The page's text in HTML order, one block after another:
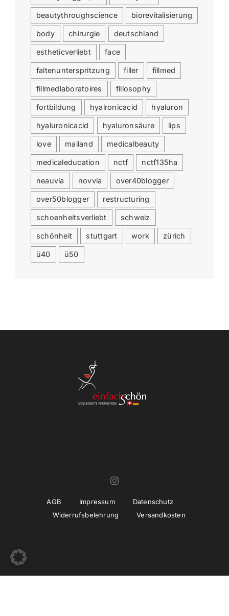
beautythroughscience biorevitalisierung
body chirurgie deutschland
estheticverliebt face
faltenunterspritzung filler fillmed
fillmedlaboratoires fillosophy
fortbildung hyalronicacid hyaluron
hyaluronicacid hyaluronsäure lips
love mailand medicalbeauty
medicaleducation nctf nctf135ha
neauvia novvia over40blogger
over50blogger restructuring
schoenheitsverliebt schweiz
schönheit stuttgart work zürich
ü40 ü50
AGB Impressum
Datenschutz
Widerrufsbelehrung
Versandkosten